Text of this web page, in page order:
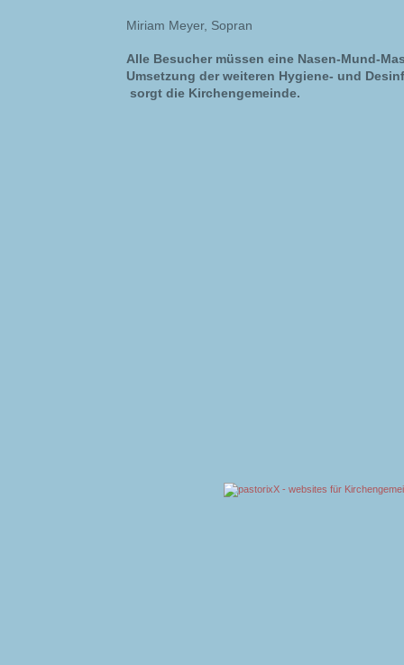
Miriam Meyer, Sopran
Alle Besucher müssen eine Nasen-Mund-
Umsetzung der weiteren Hygiene- und
sorgt die Kirchengemeinde.